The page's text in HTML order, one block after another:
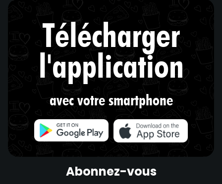
Télécharger
l'application
avec votre smartphone
Abonnez-vous